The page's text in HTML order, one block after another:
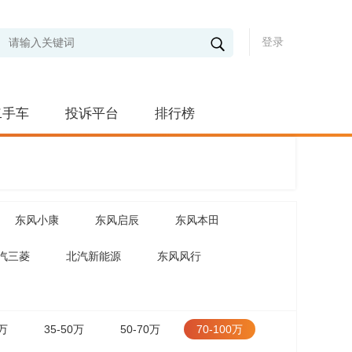
登录
车 投诉平台 排行榜
东风小康 东风启辰 东风本田
三菱 北汽新能源 东风风行
35-50万 50-70万 70-100万